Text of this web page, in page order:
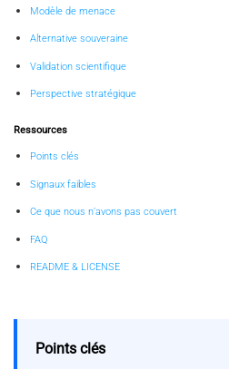
Modèle de menace
Alternative souveraine
Validation scientifique
Perspective stratégique
Ressources
Points clés
Signaux faibles
Ce que nous n’avons pas couvert
FAQ
README & LICENSE
Points clés